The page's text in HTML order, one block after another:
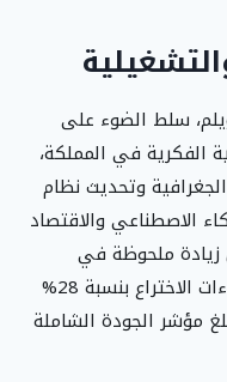
سلط الضوء على
الفكرية في المملكة،
وتحديث نظام
الاصطناعي والاقتصاد
ملحوظة في
مؤشرات الأداء، حيث ارتفعت طلبات براءات الاختراع بنسبة 28%
بنسبة 23%، بينما بلغ مؤشر الجودة الشاملة